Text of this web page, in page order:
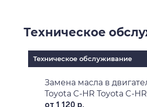
Техническое
Техническое обслуживание
Замена масла в
Toyota C-HR Toyota C-HR
от 1 120 р.